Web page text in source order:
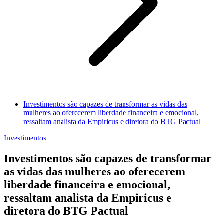
Investimentos são capazes de transformar as vidas das
mulheres ao oferecerem liberdade financeira e emocional,
ressaltam analista da Empiricus e diretora do BTG Pactual
Investimentos
Investimentos são capazes de transformar
as vidas das mulheres ao oferecerem
liberdade financeira e emocional,
ressaltam analista da Empiricus e
diretora do BTG Pactual